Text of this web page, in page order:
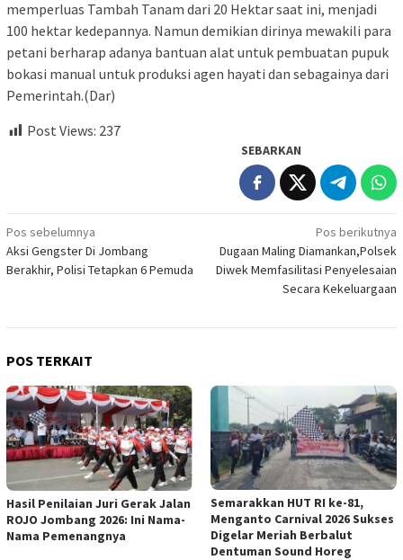
memperluas Tambah Tanam dari 20 Hektar saat ini, menjadi
100 hektar kedepannya. Namun demikian dirinya mewakili para
petani berharap adanya bantuan alat untuk pembuatan pupuk
bokasi manual untuk produksi agen hayati dan sebagainya dari
Pemerintah.(Dar)
Post Views: 237
SEBARKAN
Navigasi
pos
Pos sebelumnya
Aksi Gengster Di Jombang
Berakhir, Polisi Tetapkan 6 Pemuda
Pos berikutnya
Dugaan Maling Diamankan,Polsek
Diwek Memfasilitasi Penyelesaian
Secara Kekeluargaan
POS TERKAIT
Hasil Penilaian Juri Gerak Jalan
ROJO Jombang 2026: Ini Nama-
Nama Pemenangnya
Semarakkan HUT RI ke-81,
Menganto Carnival 2026 Sukses
Digelar Meriah Berbalut
Dentuman Sound Horeg